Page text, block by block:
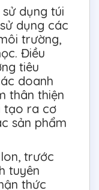
dụng túi
dụng các
trường,
Điều
tiêu
doanh
thân thiện
tạo ra cơ
sản phẩm
trước
tuyên
thức